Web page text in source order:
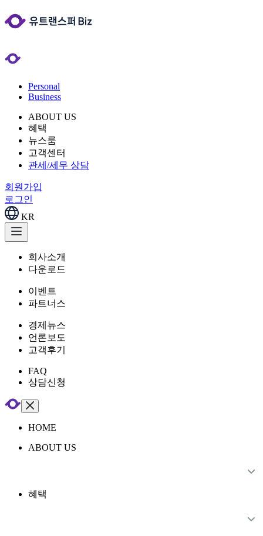
Personal
Business
ABOUT US
혜택
뉴스룸
고객센터
관세/세무 상담
회원가입
로그인
KR
회사소개
다운로드
이벤트
파트너스
경제뉴스
언론보도
고객후기
FAQ
상담신청
HOME
ABOUT US
혜택